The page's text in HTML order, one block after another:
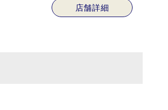
店舗詳細